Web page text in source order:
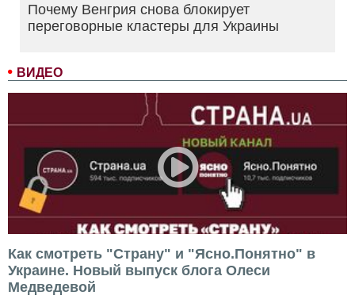
ВИДЕО
Как смотреть "Страну" и "Ясно.Понятно" в
Украине. Новый выпуск блога Олеси
Медведевой
Почему Венгрия снова блокирует
переговорные кластеры для Украины